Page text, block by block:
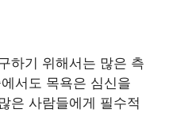
하기 위해서는 많은 측
서도 목욕은 심신을
은 사람들에게 필수적